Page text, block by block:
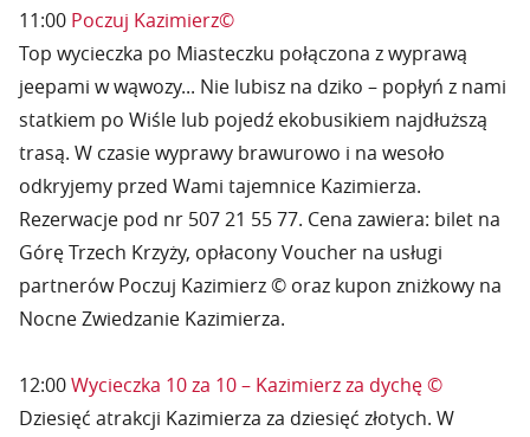
11:00 Poczuj Kazimierz©
Top wycieczka po Miasteczku połączona z wyprawą
jeepami w wąwozy... Nie lubisz na dziko – popłyń z nami
statkiem po Wiśle lub pojedź ekobusikiem najdłuższą
trasą. W czasie wyprawy brawurowo i na wesoło
odkryjemy przed Wami tajemnice Kazimierza.
Rezerwacje pod nr 507 21 55 77. Cena zawiera: bilet na
Górę Trzech Krzyży, opłacony Voucher na usługi
partnerów Poczuj Kazimierz © oraz kupon zniżkowy na
Nocne Zwiedzanie Kazimierza.
12:00Wycieczka 10 za 10 – Kazimierz za dychę ©
Dziesięć atrakcji Kazimierza za dziesięć złotych. W